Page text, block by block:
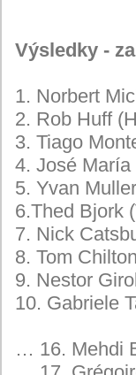
Výsledky -
1. Norbert
2. Rob Huff
3. Tiago
4. José
5. Yvan
6.Thed Bjork
7. Nick
8. Tom
9. Nestor
10. Gabriele
… 16. Mehdi